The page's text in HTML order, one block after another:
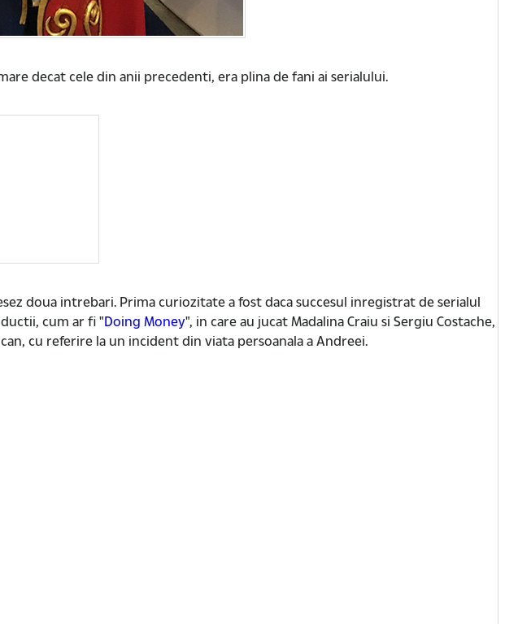
decat cele din anii precedenti, era plina de fani ai serialului.
doua intrebari. Prima curiozitate a fost daca succesul inregistrat de serialul
cum ar fi "Doing Money", in care au jucat Madalina Craiu si Sergiu Costache,
cu referire la un incident din viata persoanala a Andreei.